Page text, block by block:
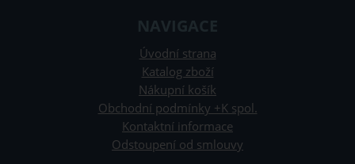
NAVIGACE
Úvodní strana
Katalog zboží
Nákupní košík
Obchodní podmínky +K spol.
Kontaktní informace
Odstoupení od smlouvy